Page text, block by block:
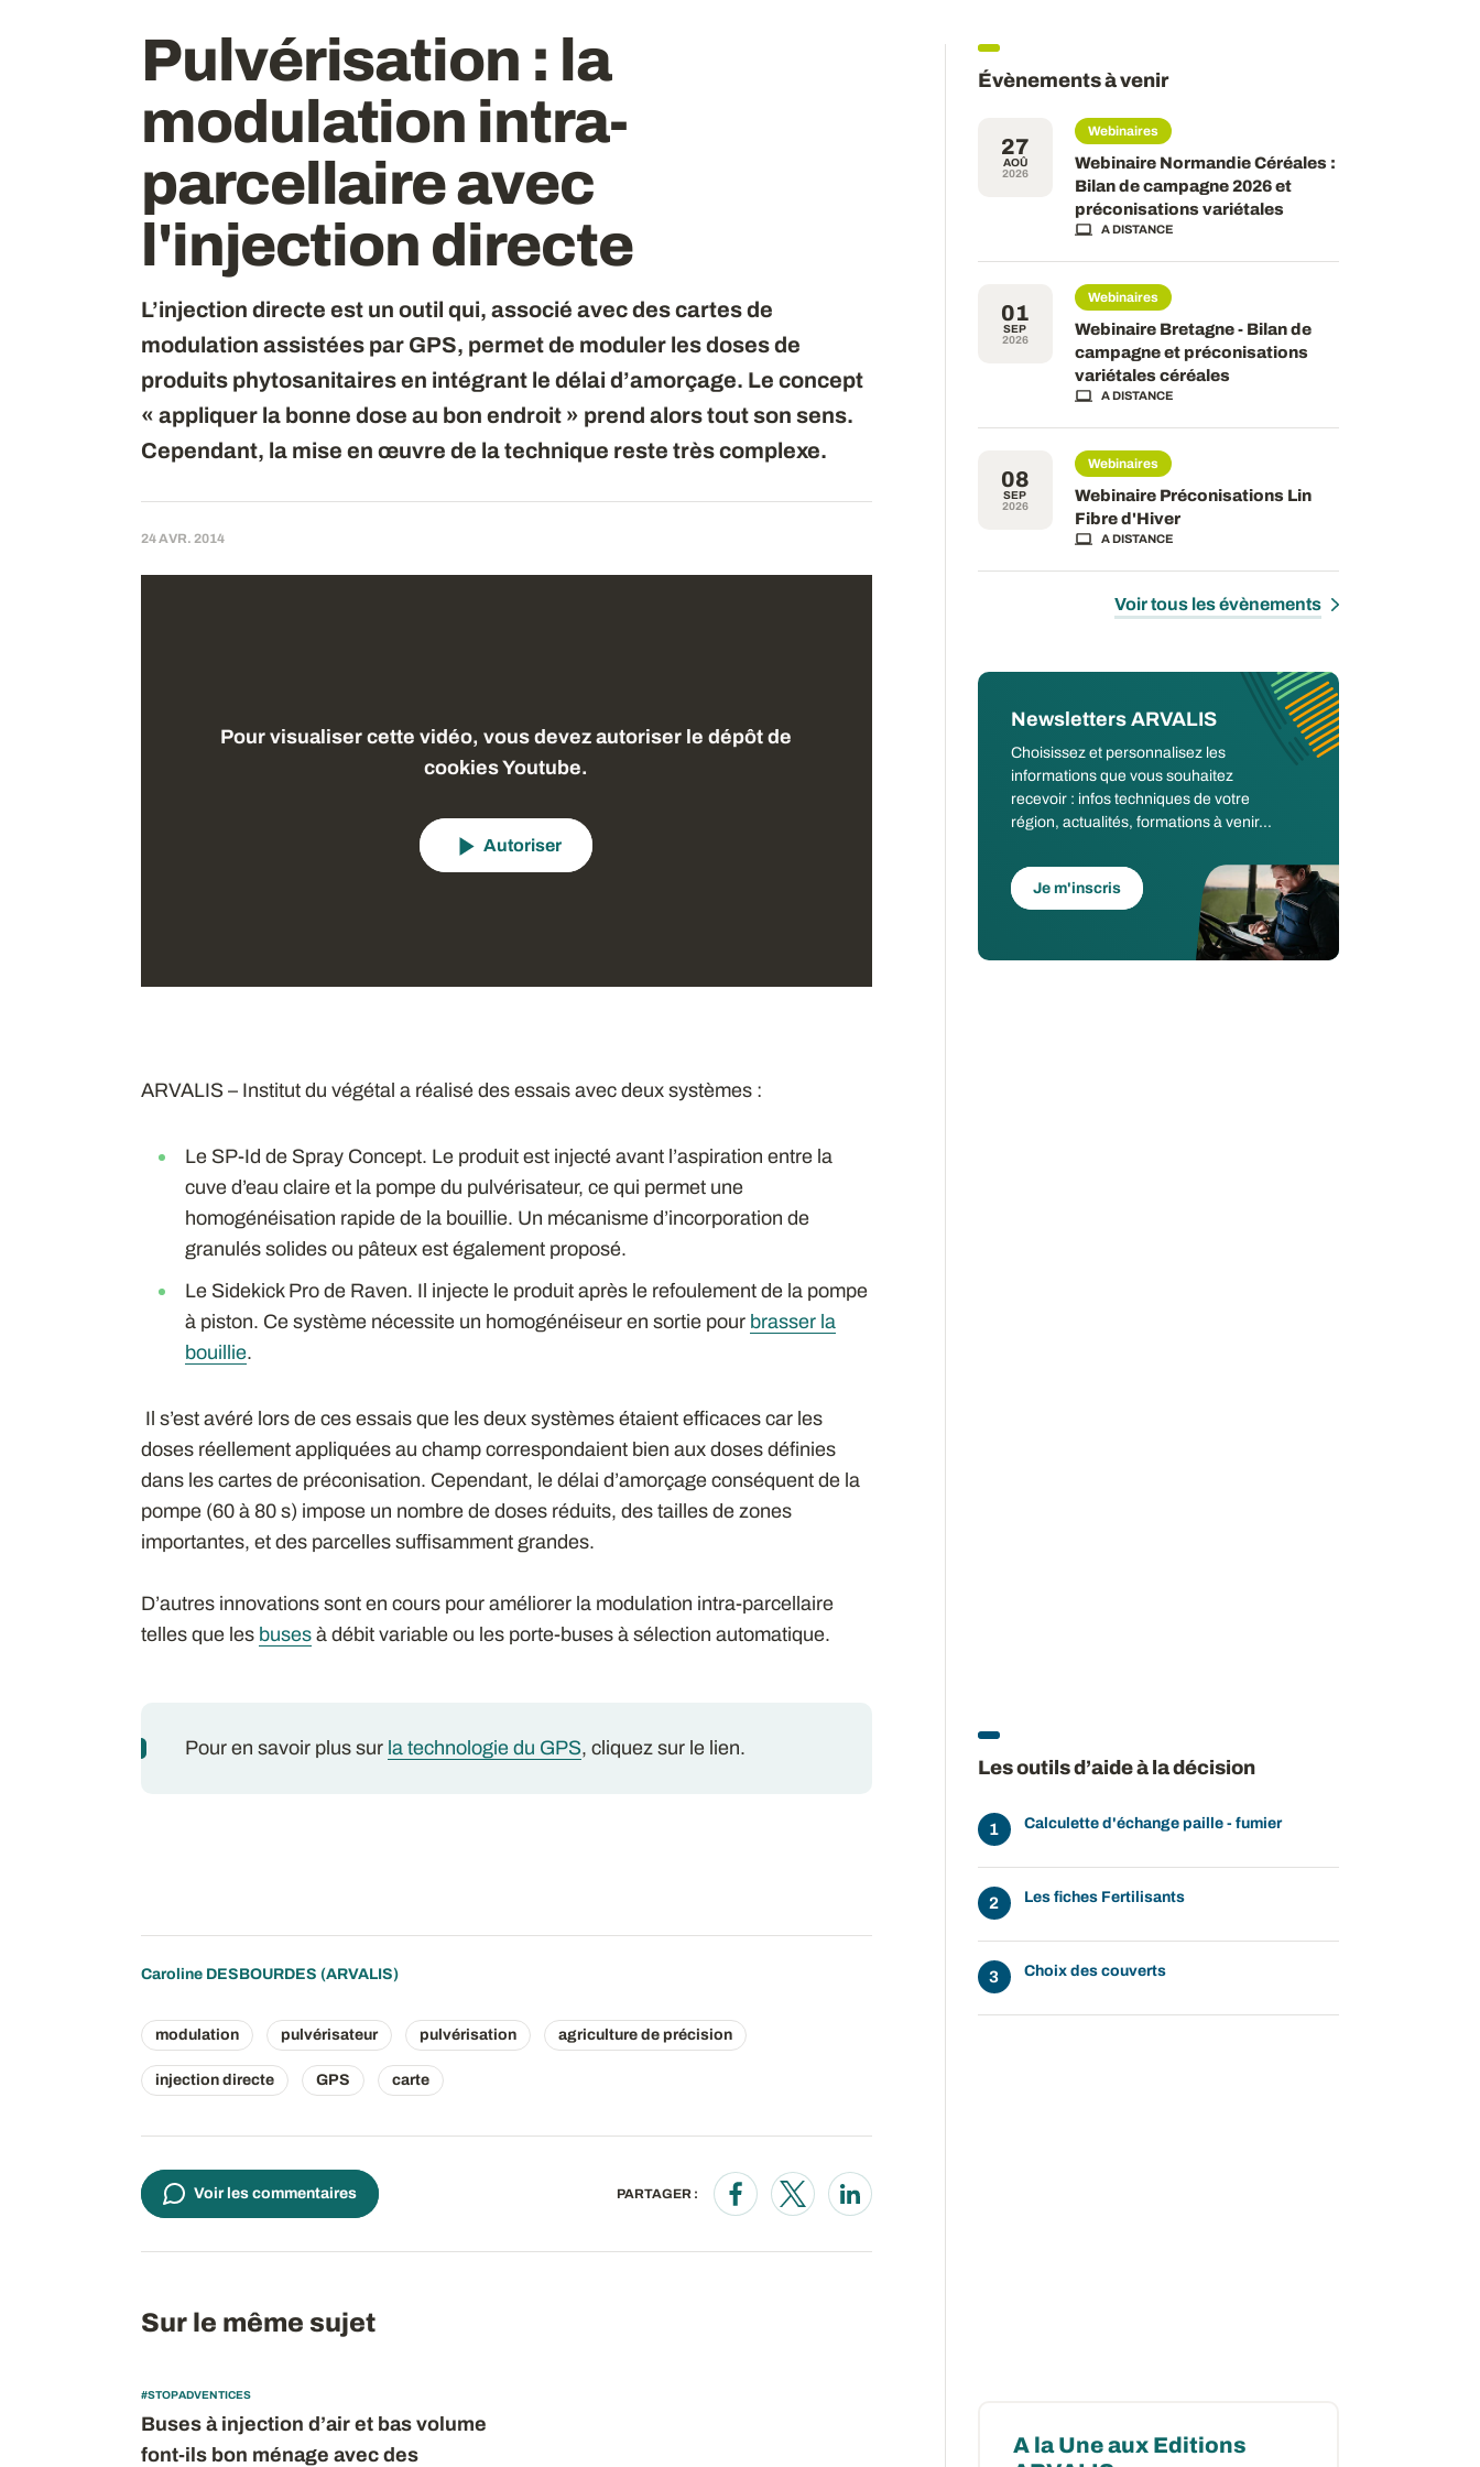
Pulvérisation : la
modulation intra-
parcellaire avec
l'injection directe
L’injection directe est un outil qui, associé avec des cartes de
modulation assistées par GPS, permet de moduler les doses de
produits phytosanitaires en intégrant le délai d’amorçage. Le concept
« appliquer la bonne dose au bon endroit » prend alors tout son sens.
Cependant, la mise en œuvre de la technique reste très complexe.
24 AVR. 2014
Pour visualiser cette vidéo, vous devez autoriser le dépôt de
cookies Youtube.
Autoriser
ARVALIS – Institut du végétal a réalisé des essais avec deux systèmes :
Le SP-Id de Spray Concept. Le produit est injecté avant l’aspiration entre la
cuve d’eau claire et la pompe du pulvérisateur, ce qui permet une
homogénéisation rapide de la bouillie. Un mécanisme d’incorporation de
granulés solides ou pâteux est également proposé.
Le Sidekick Pro de Raven. Il injecte le produit après le refoulement de la pompe
à piston. Ce système nécessite un homogénéiseur en sortie pour brasser la
bouillie.
Il s’est avéré lors de ces essais que les deux systèmes étaient efficaces car les
doses réellement appliquées au champ correspondaient bien aux doses définies
dans les cartes de préconisation. Cependant, le délai d’amorçage conséquent de la
pompe (60 à 80 s) impose un nombre de doses réduits, des tailles de zones
importantes, et des parcelles suffisamment grandes.
D’autres innovations sont en cours pour améliorer la modulation intra-parcellaire
telles que les busesà débit variable ou les porte-buses à sélection automatique.
Pour en savoir plus sur la technologie du GPS, cliquez sur le lien.
Caroline DESBOURDES (ARVALIS)
modulation pulvérisateur pulvérisation agriculture de précision
injection directe GPS carte
Voir les commentaires PARTAGER :
Opens in a new window
Opens in a new window
Opens in a new window
Sur le même sujet
#STOPADVENTICES
Buses à injection d’air et bas volume
font-ils bon ménage avec des
Évènements à venir
27
AOÛ
2026
Webinaires
Webinaire Normandie Céréales :
Bilan de campagne 2026 et
préconisations variétales
A DISTANCE
01
SEP
2026
Webinaires
Webinaire Bretagne - Bilan de
campagne et préconisations
variétales céréales
A DISTANCE
08
SEP
2026
Webinaires
Webinaire Préconisations Lin
Fibre d'Hiver
A DISTANCE
Voir tous les évènements
Newsletters ARVALIS
Choisissez et personnalisez les
informations que vous souhaitez
recevoir : infos techniques de votre
région, actualités, formations à venir...
Je m'inscris
Les outils d’aide à la décision
Calculette d'échange paille - fumier
Les fiches Fertilisants
Choix des couverts
A la Une aux Editions